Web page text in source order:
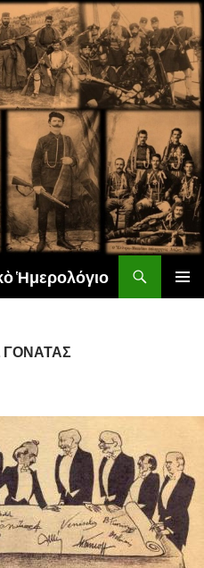
Ἡμερολόγιο
ΓΟΝΑΤΑΣ